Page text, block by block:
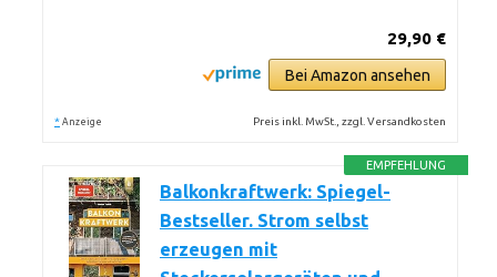
29,90 €
Bei Amazon ansehen
* Anzeige Preis inkl. MwSt., zzgl. Versandkosten
EMPFEHLUNG
Balkonkraftwerk: Spiegel-
Bestseller. Strom selbst
erzeugen mit